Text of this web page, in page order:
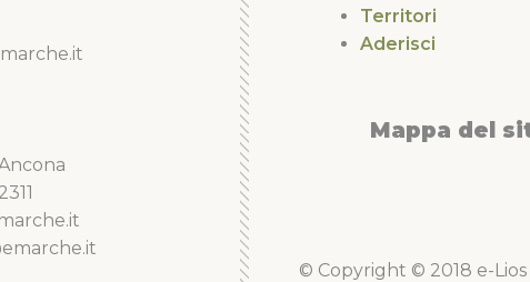
Territori
Aderisci
Mappa del
© Copyright © 2018 e-Lios